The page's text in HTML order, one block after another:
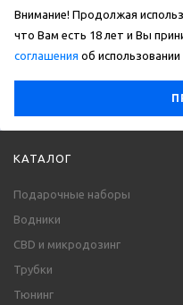
Внимание! Продолжая
что Вам есть 18 лет и Вы
соглашения об
КАТАЛОГ
Подарочные наборы
Водники
CBD и микродозинг
Трубки
Тюнинг